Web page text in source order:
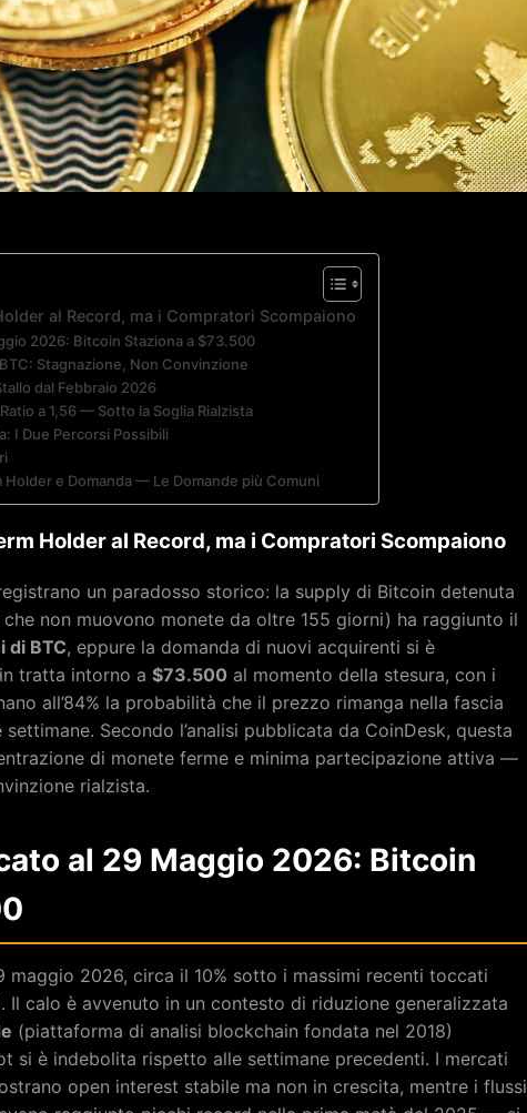
al Record, ma i Compratori Scompaiono
2026: Bitcoin Staziona a $73.500
Stagnazione, Non Convinzione
dal Febbraio 2026
a 1,56 — Sotto la Soglia Rialzista
I Due Percorsi Possibili
Holder e Domanda — Le Domande più Comuni
Holder al Record, ma i Compratori Scompaiono
un paradosso storico: la supply di Bitcoin detenuta
non muovono monete da oltre 155 giorni) ha raggiunto il
di BTC, eppure la domanda di nuovi acquirenti si è
tratta intorno a $73.500 al momento della stesura, con i
all’84% la probabilità che il prezzo rimanga nella fascia
Secondo l’analisi pubblicata da CoinDesk, questa
di monete ferme e minima partecipazione attiva —
rialzista.
al 29 Maggio 2026: Bitcoin
2026, circa il 10% sotto i massimi recenti toccati
Il calo è avvenuto in un contesto di riduzione generalizzata
(piattaforma di analisi blockchain fondata nel 2018)
si è indebolita rispetto alle settimane precedenti. I mercati
open interest stabile ma non in crescita, mentre i flussi